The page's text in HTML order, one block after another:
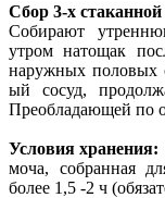
Сбор 3-х
Собирают
утром натощак
наружных половых
ый сосуд,
Преобладающей по
Условия хранения:
моча, собранная
более 1,5 -2 ч